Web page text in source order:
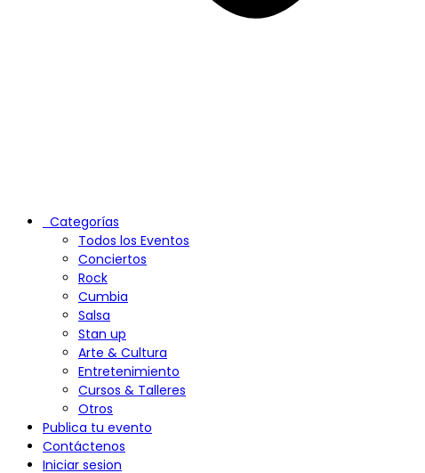
Categorías
Todos los Eventos
Conciertos
Rock
Cumbia
Salsa
Stan up
Arte & Cultura
Entretenimiento
Cursos & Talleres
Otros
Publica tu evento
Contáctenos
Iniciar sesion